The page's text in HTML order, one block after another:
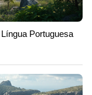
Portuguesa